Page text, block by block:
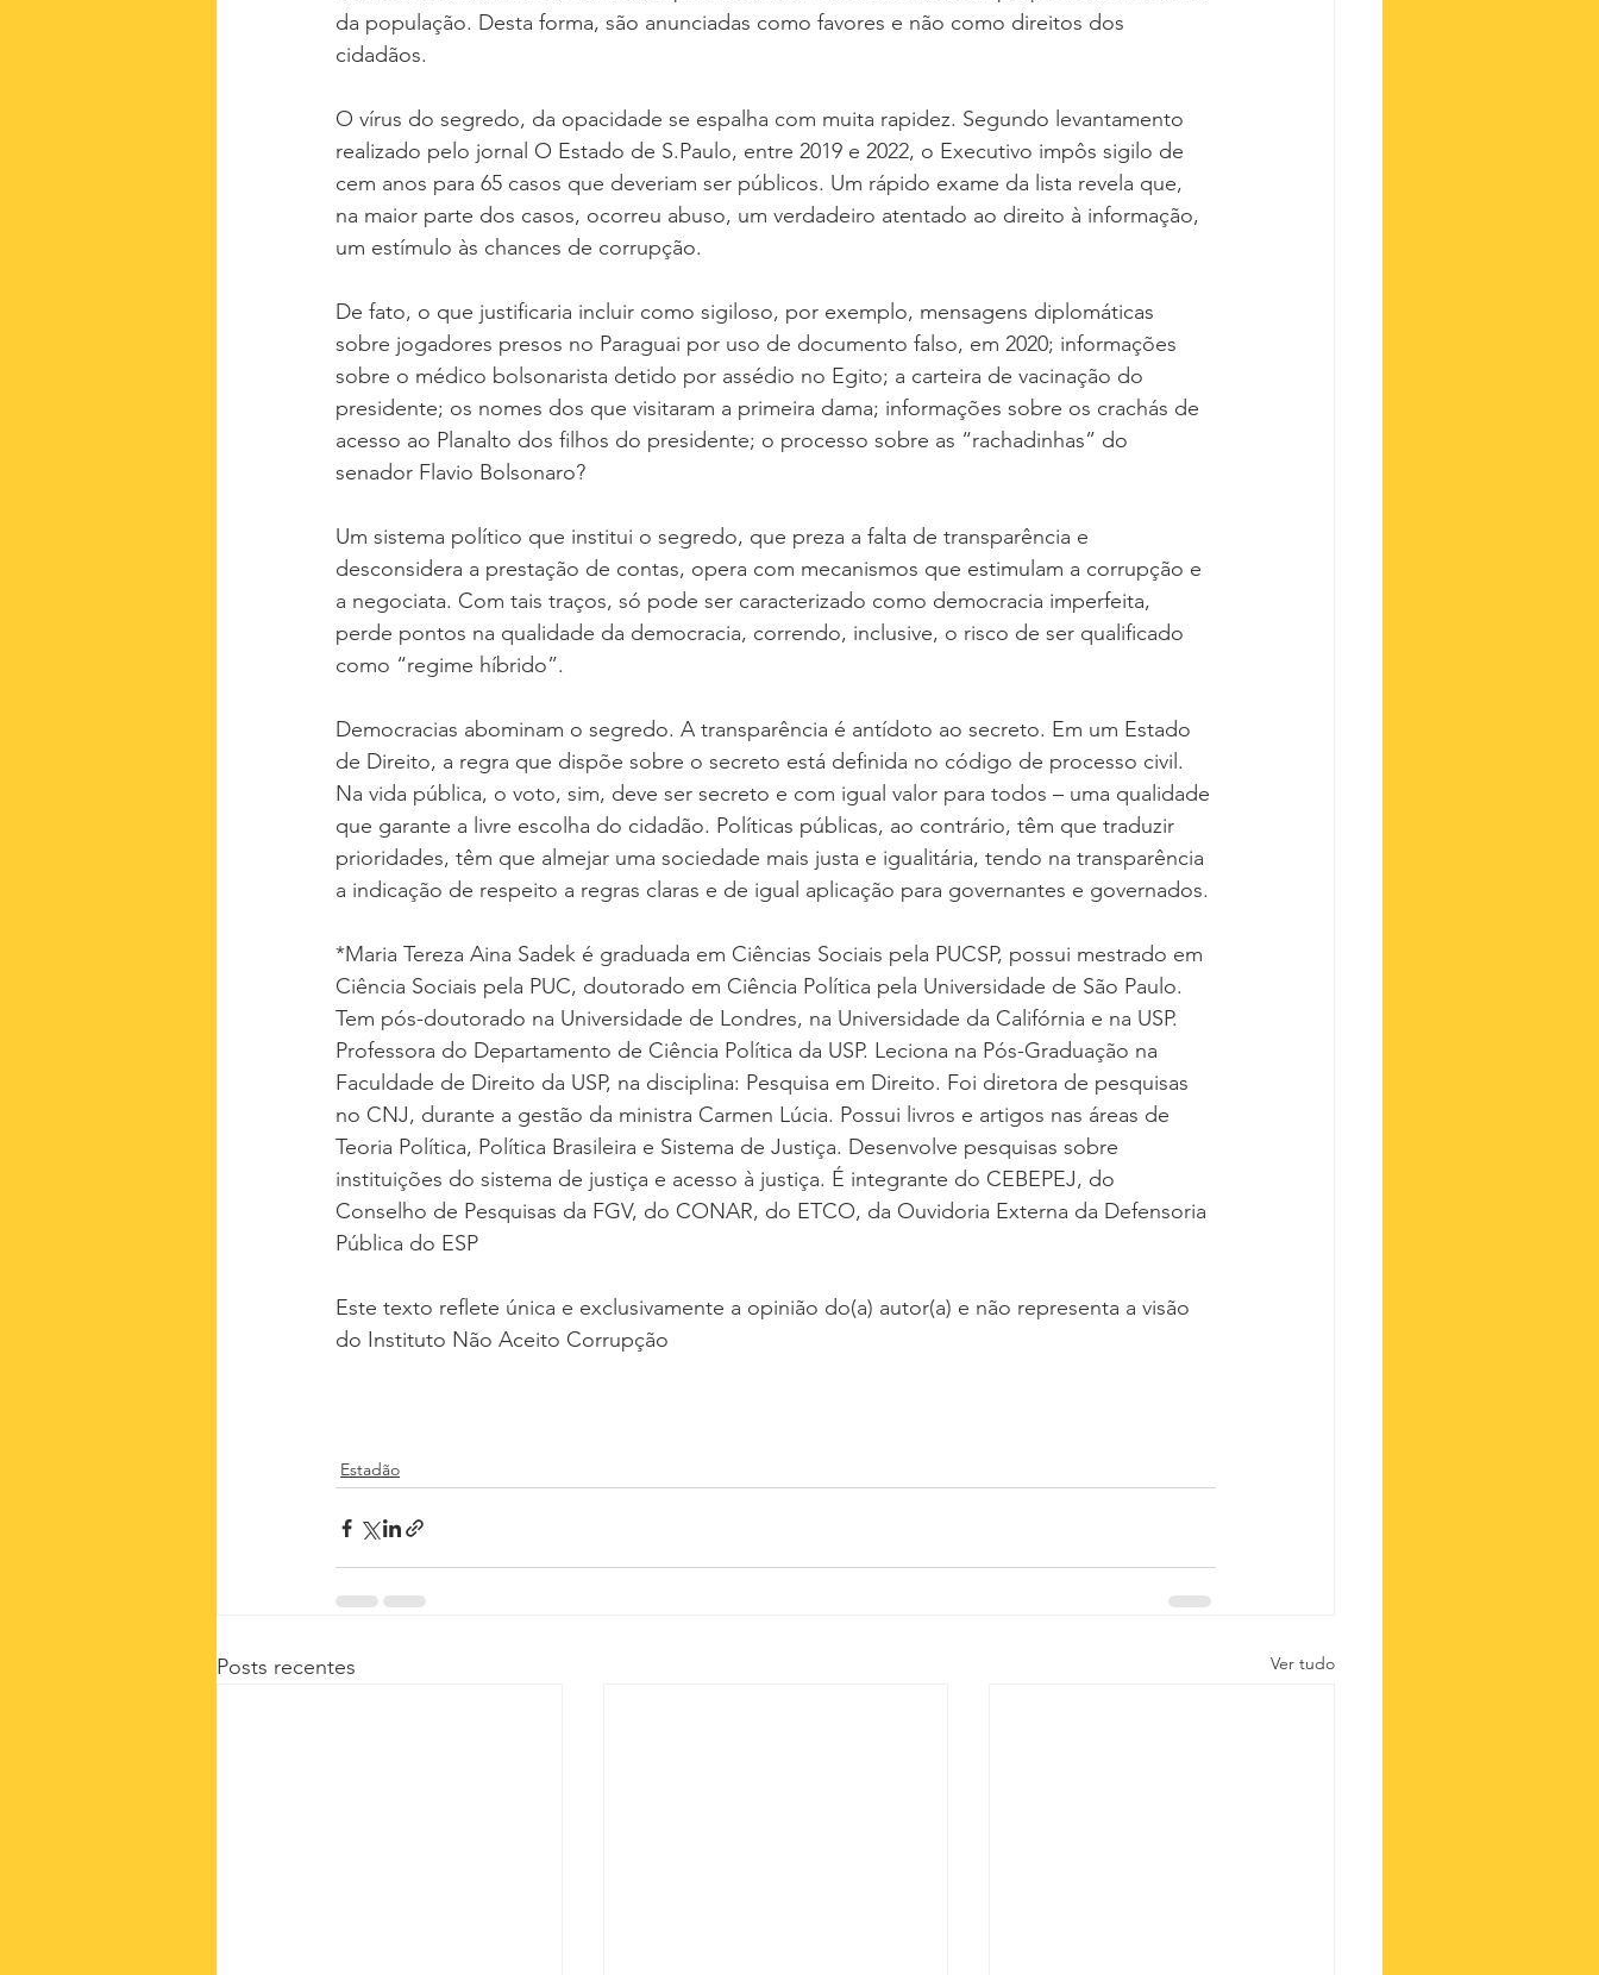
da população. Desta forma, são anunciadas como favores e não como direitos dos
cidadãos.
O vírus do segredo, da opacidade se espalha com muita rapidez. Segundo levantamento
realizado pelo jornal O Estado de S.Paulo, entre 2019 e 2022, o Executivo impôs sigilo de
cem anos para 65 casos que deveriam ser públicos. Um rápido exame da lista revela que,
na maior parte dos casos, ocorreu abuso, um verdadeiro atentado ao direito à informação,
um estímulo às chances de corrupção.
De fato, o que justificaria incluir como sigiloso, por exemplo, mensagens diplomáticas
sobre jogadores presos no Paraguai por uso de documento falso, em 2020; informações
sobre o médico bolsonarista detido por assédio no Egito; a carteira de vacinação do
presidente; os nomes dos que visitaram a primeira dama; informações sobre os crachás de
acesso ao Planalto dos filhos do presidente; o processo sobre as “rachadinhas” do
senador Flavio Bolsonaro?
Um sistema político que institui o segredo, que preza a falta de transparência e
desconsidera a prestação de contas, opera com mecanismos que estimulam a corrupção e
a negociata. Com tais traços, só pode ser caracterizado como democracia imperfeita,
perde pontos na qualidade da democracia, correndo, inclusive, o risco de ser qualificado
como “regime híbrido”.
Democracias abominam o segredo. A transparência é antídoto ao secreto. Em um Estado
de Direito, a regra que dispõe sobre o secreto está definida no código de processo civil.
Na vida pública, o voto, sim, deve ser secreto e com igual valor para todos – uma qualidade
que garante a livre escolha do cidadão. Políticas públicas, ao contrário, têm que traduzir
prioridades, têm que almejar uma sociedade mais justa e igualitária, tendo na transparência
a indicação de respeito a regras claras e de igual aplicação para governantes e governados.
*Maria Tereza Aina Sadek é graduada em Ciências Sociais pela PUCSP, possui mestrado em
Ciência Sociais pela PUC, doutorado em Ciência Política pela Universidade de São Paulo.
Tem pós-doutorado na Universidade de Londres, na Universidade da Califórnia e na USP.
Professora do Departamento de Ciência Política da USP. Leciona na Pós-Graduação na
Faculdade de Direito da USP, na disciplina: Pesquisa em Direito. Foi diretora de pesquisas
no CNJ, durante a gestão da ministra Carmen Lúcia. Possui livros e artigos nas áreas de
Teoria Política, Política Brasileira e Sistema de Justiça. Desenvolve pesquisas sobre
instituições do sistema de justiça e acesso à justiça. É integrante do CEBEPEJ, do
Conselho de Pesquisas da FGV, do CONAR, do ETCO, da Ouvidoria Externa da Defensoria
Pública do ESP
Este texto reflete única e exclusivamente a opinião do(a) autor(a) e não representa a visão
do Instituto Não Aceito Corrupção
Estadão
Posts recentes Ver tudo